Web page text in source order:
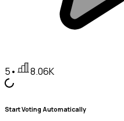
5• 8.06K
Start Voting Automatically